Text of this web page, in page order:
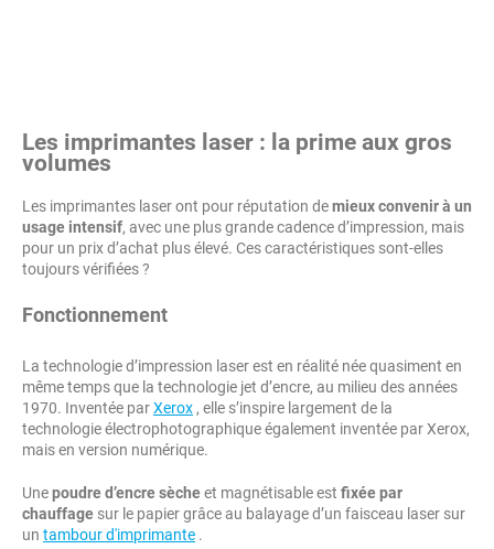
Les imprimantes laser : la prime aux gros
volumes
Les imprimantes laser ont pour réputation demieux convenir à un
usage intensif, avec une plus grande cadence d’impression, mais
pour un prix d’achat plus élevé. Ces caractéristiques sont-elles
toujours vérifiées ?
Fonctionnement
La technologie d’impression laser est en réalité née quasiment en
même temps que la technologie jet d’encre, au milieu des années
1970. Inventée parXerox , elle s’inspire largement de la
technologie électrophotographique également inventée par Xerox,
mais en version numérique.
Unepoudre d’encre sècheet magnétisable est fixée par
chauffage sur le papier grâce au balayage d’un faisceau laser sur
un tambour d'imprimante .